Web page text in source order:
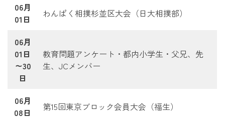
06月
01日
わんぱく相撲杉並区大会（日大相撲部）
06月
01日
～30
日
教育問題アンケート・都内小学生・父兄、先
生、JCメンバー
06月
08日
第15回東京ブロック会員大会（福生）